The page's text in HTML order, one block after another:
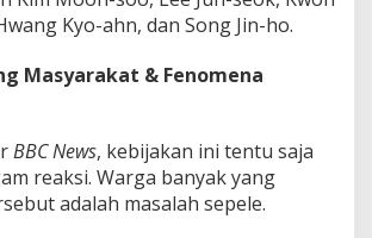
Kyo-ahn, dan Song Jin-ho.
Masyarakat & Fenomena
BBC News, kebijakan ini tentu saja
reaksi. Warga banyak yang
adalah masalah sepele.